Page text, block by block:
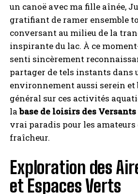
un canoë avec ma fille aînée,
gratifiant de ramer ensemble
conversant au milieu de la
inspirante du lac. À ce
senti sincèrement
partager de tels instants dans
environnement aussi serein et
général sur ces activités
labase de loisirs des Versants
vrai paradis pour les amateurs
fraîcheur.
Exploration des
et Espaces Verts